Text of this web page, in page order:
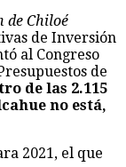
de Chiloé
de Inversión
al Congreso
de
de las 2.115
no está,
2021, el que